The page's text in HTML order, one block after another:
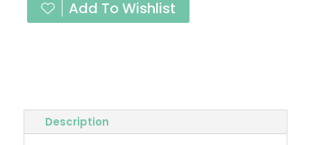
Orage
Fingering
Add To Wishlist
Description